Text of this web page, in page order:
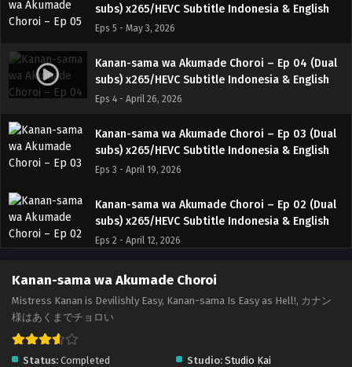
subs) x265/HEVC Subtitle Indonesia & English
Eps 5 - May 3, 2026
Kanan-sama wa Akumade Choroi – Ep 04 (Dual
subs) x265/HEVC Subtitle Indonesia & English
Eps 4 - April 26, 2026
Kanan-sama wa Akumade Choroi – Ep 03 (Dual
subs) x265/HEVC Subtitle Indonesia & English
Eps 3 - April 19, 2026
Kanan-sama wa Akumade Choroi – Ep 02 (Dual
subs) x265/HEVC Subtitle Indonesia & English
Eps 2 - April 12, 2026
Kanan-sama wa Akumade Choroi – Ep 01 (Dual
Kanan-sama wa Akumade Choroi
Mistress Kanan is Devilishly Easy, Kanan-sama Is Easy as Hell!, カナン
様はあくまでチョロい
Status: Completed Studio: Studio Kai